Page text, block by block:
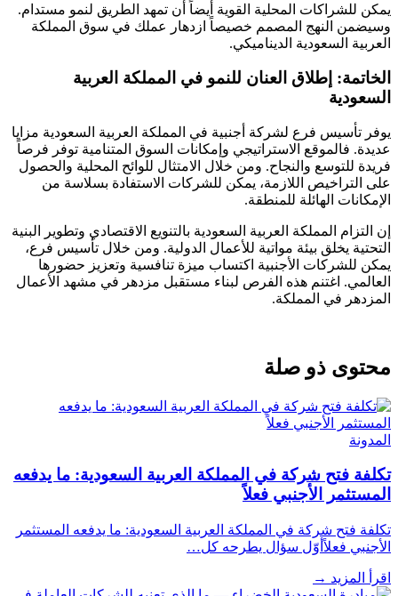
يمكن للشراكات المحلية القوية أيضاً أن تمهد الطريق لنمو مستدام.
وسيضمن النهج المصمم خصيصاً ازدهار عملك في سوق المملكة
العربية السعودية الديناميكي.
الخاتمة: إطلاق العنان للنمو في المملكة العربية
السعودية
يوفر تأسيس فرع لشركة أجنبية في المملكة العربية السعودية مزايا
عديدة. فالموقع الاستراتيجي وإمكانات السوق المتنامية توفر فرصاً
فريدة للتوسع والنجاح. ومن خلال الامتثال للوائح المحلية والحصول
على التراخيص اللازمة، يمكن للشركات الاستفادة بسلاسة من
الإمكانات الهائلة للمنطقة.
إن التزام المملكة العربية السعودية بالتنويع الاقتصادي وتطوير البنية
التحتية يخلق بيئة مواتية للأعمال الدولية. ومن خلال تأسيس فرع،
يمكن للشركات الأجنبية اكتساب ميزة تنافسية وتعزيز حضورها
العالمي. اغتنم هذه الفرص لبناء مستقبل مزدهر في مشهد الأعمال
المزدهر في المملكة.
محتوى ذو صلة
المدونة
تكلفة فتح شركة في المملكة العربية السعودية: ما يدفعه
المستثمر الأجنبي فعلاً
تكلفة فتح شركة في المملكة العربية السعودية: ما يدفعه المستثمر
الأجنبي فعلاًأوّل سؤال يطرحه كل…
اقرأ المزيد →